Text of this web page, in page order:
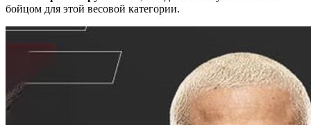
бойцом для этой весовой категории.